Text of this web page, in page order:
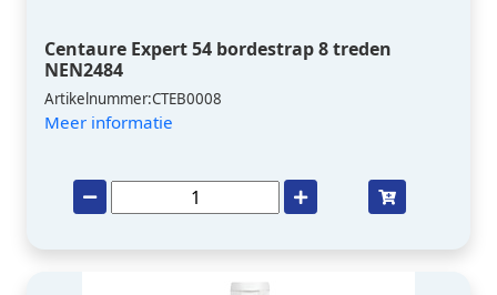
Centaure Expert 54 bordestrap 8 treden
NEN2484
Artikelnummer:CTEB0008
Meer informatie